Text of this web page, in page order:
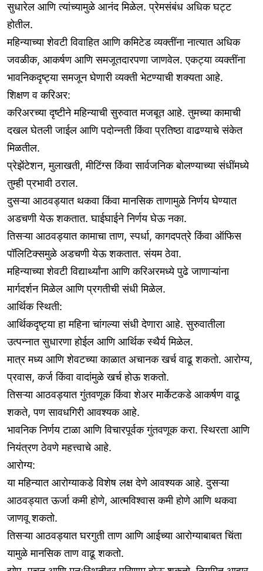
सुधारेल आणि त्यांच्यामुळे आनंद मिळेल. प्रेमसंबंध अधिक घट्ट
होतील.
महिन्याच्या शेवटी विवाहित आणि कमिटेड व्यक्तींना नात्यात अधिक
जवळीक, आकर्षण आणि समजूतदारपणा जाणवेल. एकट्या व्यक्तींना
भावनिकदृष्ट्या समजून घेणारी व्यक्ती भेटण्याची शक्यता आहे.
शिक्षण व करिअर:
करिअरच्या दृष्टीने महिन्याची सुरुवात मजबूत आहे. तुमच्या कामाची
दखल घेतली जाईल आणि पदोन्नती किंवा प्रतिष्ठा वाढण्याचे संकेत
मिळतील.
प्रेझेंटेशन, मुलाखती, मीटिंग्स किंवा सार्वजनिक बोलण्याच्या संधींमध्ये
तुम्ही प्रभावी ठराल.
दुसऱ्या आठवड्यात थकवा किंवा मानसिक ताणामुळे निर्णय घेण्यात
अडचणी येऊ शकतात. घाईघाईने निर्णय घेऊ नका.
तिसऱ्या आठवड्यात कामाचा ताण, स्पर्धा, कागदपत्रे किंवा ऑफिस
पॉलिटिक्समुळे अडचणी येऊ शकतात. संयम ठेवा.
महिन्याच्या शेवटी विद्यार्थ्यांना आणि करिअरमध्ये पुढे जाणाऱ्यांना
मार्गदर्शन मिळेल आणि प्रगतीची संधी मिळेल.
आर्थिक स्थिती:
आर्थिकदृष्ट्या हा महिना चांगल्या संधी देणारा आहे. सुरुवातीला
उत्पन्नात सुधारणा होईल आणि आर्थिक स्थैर्य मिळेल.
मात्र मध्य आणि शेवटच्या काळात अचानक खर्च वाढू शकतो. आरोग्य,
प्रवास, कर्ज किंवा वादांमुळे खर्च होऊ शकतो.
तिसऱ्या आठवड्यात गुंतवणूक किंवा शेअर मार्केटकडे आकर्षण वाढू
शकते, पण सावधगिरी आवश्यक आहे.
भावनिक निर्णय टाळा आणि विचारपूर्वक गुंतवणूक करा. स्थिरता आणि
नियंत्रण ठेवणे महत्त्वाचे आहे.
आरोग्य:
या महिन्यात आरोग्याकडे विशेष लक्ष देणे आवश्यक आहे. दुसऱ्या
आठवड्यात ऊर्जा कमी होणे, आत्मविश्वास कमी होणे आणि थकवा
जाणवू शकतो.
तिसऱ्या आठवड्यात घरगुती ताण आणि आईच्या आरोग्याबाबत चिंता
यामुळे मानसिक ताण वाढू शकतो.